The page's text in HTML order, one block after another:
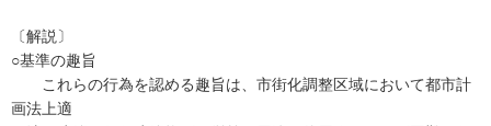
〔解説〕
○基準の趣旨
これらの行為を認める趣旨は、市街化調整区域において都市計
画法上適